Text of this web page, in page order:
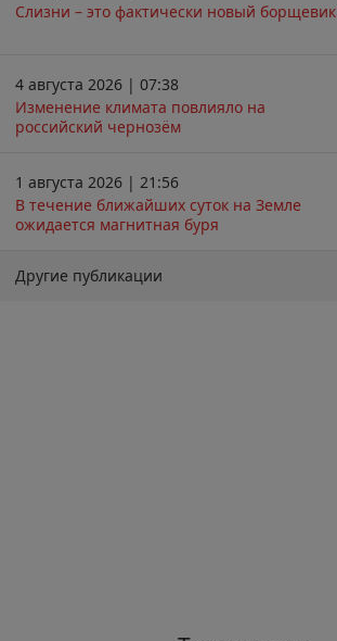
Слизни – это фактически новый борщевик
4 августа 2026 | 07:38
Изменение климата повлияло на
российский чернозём
1 августа 2026 | 21:56
В течение ближайших суток на Земле
ожидается магнитная буря
Другие публикации